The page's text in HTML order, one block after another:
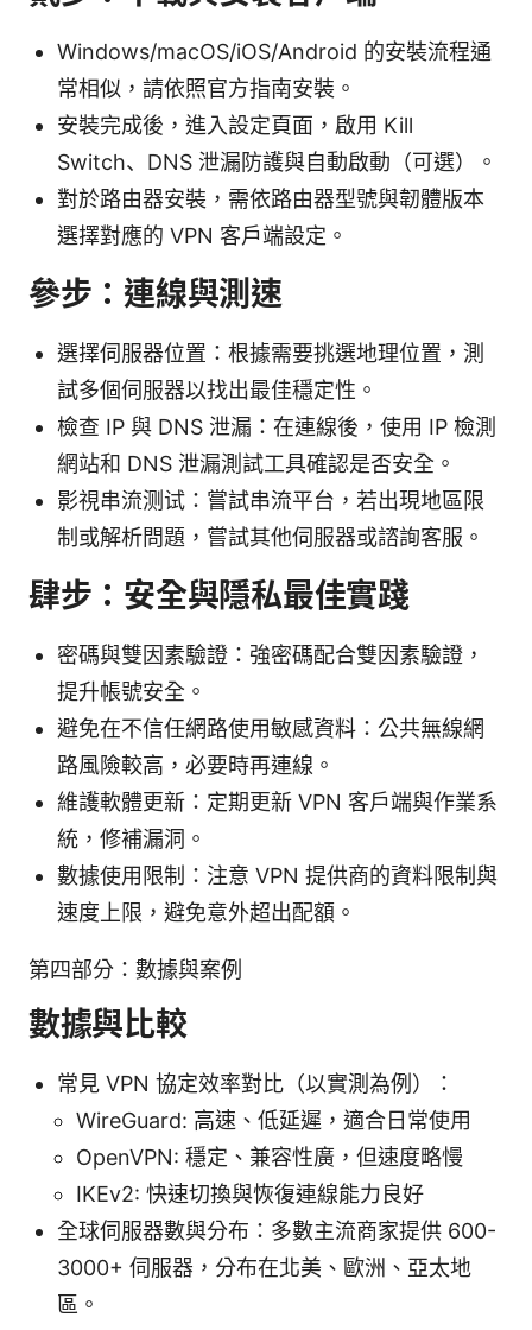
Windows/macOS/iOS/Android 的安裝流程通
常相似，請依照官方指南安裝。
安裝完成後，進入設定頁面，啟用 Kill
Switch、DNS 泄漏防護與自動啟動（可選）。
對於路由器安裝，需依路由器型號與韌體版本
選擇對應的 VPN 客戶端設定。
參步：連線與測速
選擇伺服器位置：根據需要挑選地理位置，測
試多個伺服器以找出最佳穩定性。
檢查 IP 與 DNS 泄漏：在連線後，使用 IP 檢測
網站和 DNS 泄漏測試工具確認是否安全。
影視串流测试：嘗試串流平台，若出現地區限
制或解析問題，嘗試其他伺服器或諮詢客服。
肆步：安全與隱私最佳實踐
密碼與雙因素驗證：強密碼配合雙因素驗證，
提升帳號安全。
避免在不信任網路使用敏感資料：公共無線網
路風險較高，必要時再連線。
維護軟體更新：定期更新 VPN 客戶端與作業系
統，修補漏洞。
數據使用限制：注意 VPN 提供商的資料限制與
速度上限，避免意外超出配額。
第四部分：數據與案例
數據與比較
常見 VPN 協定效率對比（以實測為例）：
WireGuard: 高速、低延遲，適合日常使用
OpenVPN: 穩定、兼容性廣，但速度略慢
IKEv2: 快速切換與恢復連線能力良好
全球伺服器數與分布：多數主流商家提供 600-
3000+ 伺服器，分布在北美、歐洲、亞太地
區。